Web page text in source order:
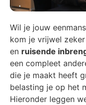
Wil je jouw
kom je vrijwel
en ruisende
een compleet
die je maakt heeft
belasting je op het
Hieronder leggen